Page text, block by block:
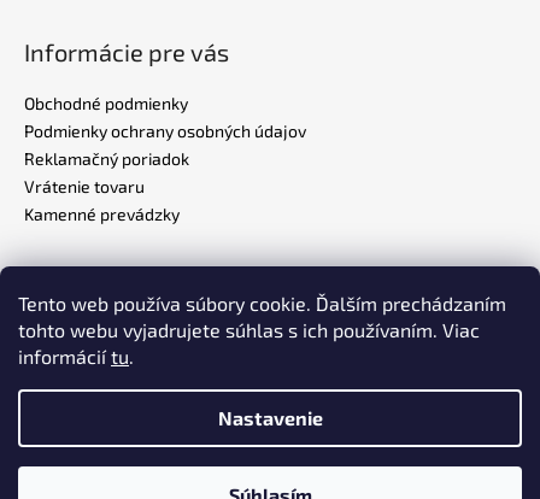
Tento web používa súbory cookie. Ďalším prechádzaním
tohto webu vyjadrujete súhlas s ich používaním. Viac
informáciítu.
Nastavenie
Informácie pre vás
Obchodné podmienky
Podmienky ochrany osobných údajov
Reklamačný poriadok
Vrátenie tovaru
Kamenné prevádzky
Realizovalo štúdioADATELIER